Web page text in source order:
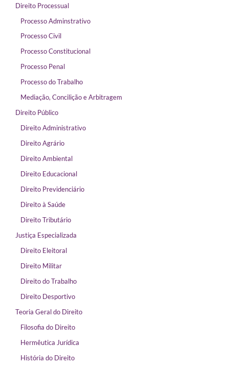
Direito Processual
Processo Adminstrativo
Processo Civil
Processo Constitucional
Processo Penal
Processo do Trabalho
Mediação, Concilição e Arbitragem
Direito Público
Direito Administrativo
Direito Agrário
Direito Ambiental
Direito Educacional
Direito Previdenciário
Direito à Saúde
Direito Tributário
Justiça Especializada
Direito Eleitoral
Direito Militar
Direito do Trabalho
Direito Desportivo
Teoria Geral do Direito
Filosofia do Direito
Hermêutica Jurídica
História do Direito